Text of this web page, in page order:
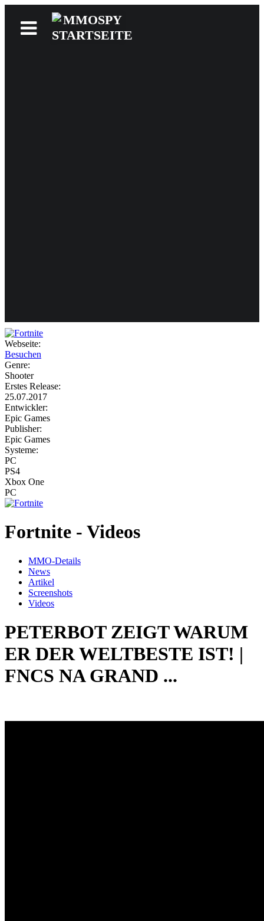
Webseite:
Besuchen
Genre:
Shooter
Erstes Release:
25.07.2017
Entwickler:
Epic Games
Publisher:
Epic Games
Systeme:
PC
PS4
Xbox One
PC
Fortnite - Videos
MMO-Details
News
Artikel
Screenshots
Videos
PETERBOT ZEIGT WARUM
ER DER WELTBESTE IST! |
FNCS NA GRAND ...